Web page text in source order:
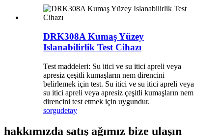
DRK308A Kumaş Yüzey
Islanabilirlik Test Cihazı
Test maddeleri: Su itici ve su itici apreli veya
apresiz çeşitli kumaşların nem direncini
belirlemek için test. Su itici ve su itici apreli veya
su itici apreli veya apresiz çeşitli kumaşların nem
direncini test etmek için uygundur.
sorgudetay
hakkımızda satış ağımız bize ulaşın